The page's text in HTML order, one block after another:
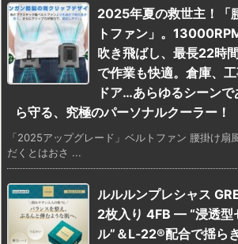
2025年夏の救世主！「
トファン」。
吹き飛ばし、最長22時
で作業も快適。倉庫、
ドア…あらゆるシーン
ら守る、究極のパーソナルクーラー！
「2025アップグレード」ベルトファン 腰掛け扇
だくとはおさ ...
ルルルンプレシャス
2枚入り 4FB — “浸透型
ル”＆L‑22®配合で揺ら